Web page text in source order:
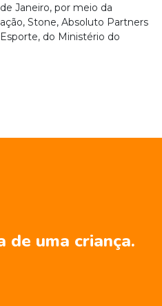
Janeiro, por meio da
Stone, Absoluto Partners
do Ministério do
de uma criança.